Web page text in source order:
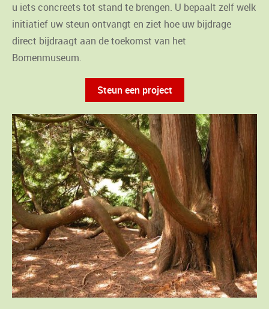
u iets concreets tot stand te brengen. U bepaalt zelf welk
initiatief uw steun ontvangt en ziet hoe uw bijdrage
direct bijdraagt aan de toekomst van het
Bomenmuseum.
Steun een project